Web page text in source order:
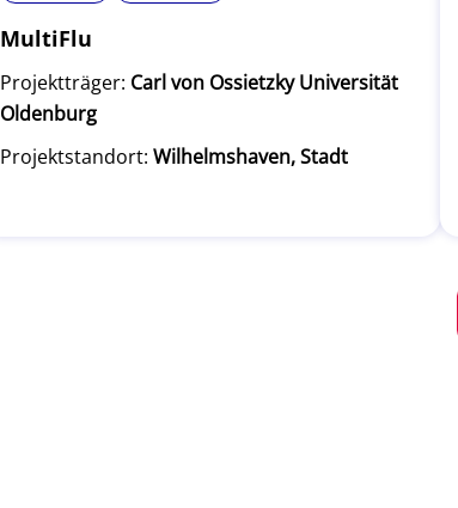
MultiFlu
Projektträger: Carl von Ossietzky Universität
Oldenburg
Projektstandort: Wilhelmshaven, Stadt